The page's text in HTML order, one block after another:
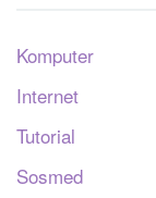
Komputer
Internet
Tutorial
Sosmed